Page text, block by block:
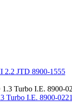
2.2 JTD 8900-1555
Turbo I.E. 8900-0221